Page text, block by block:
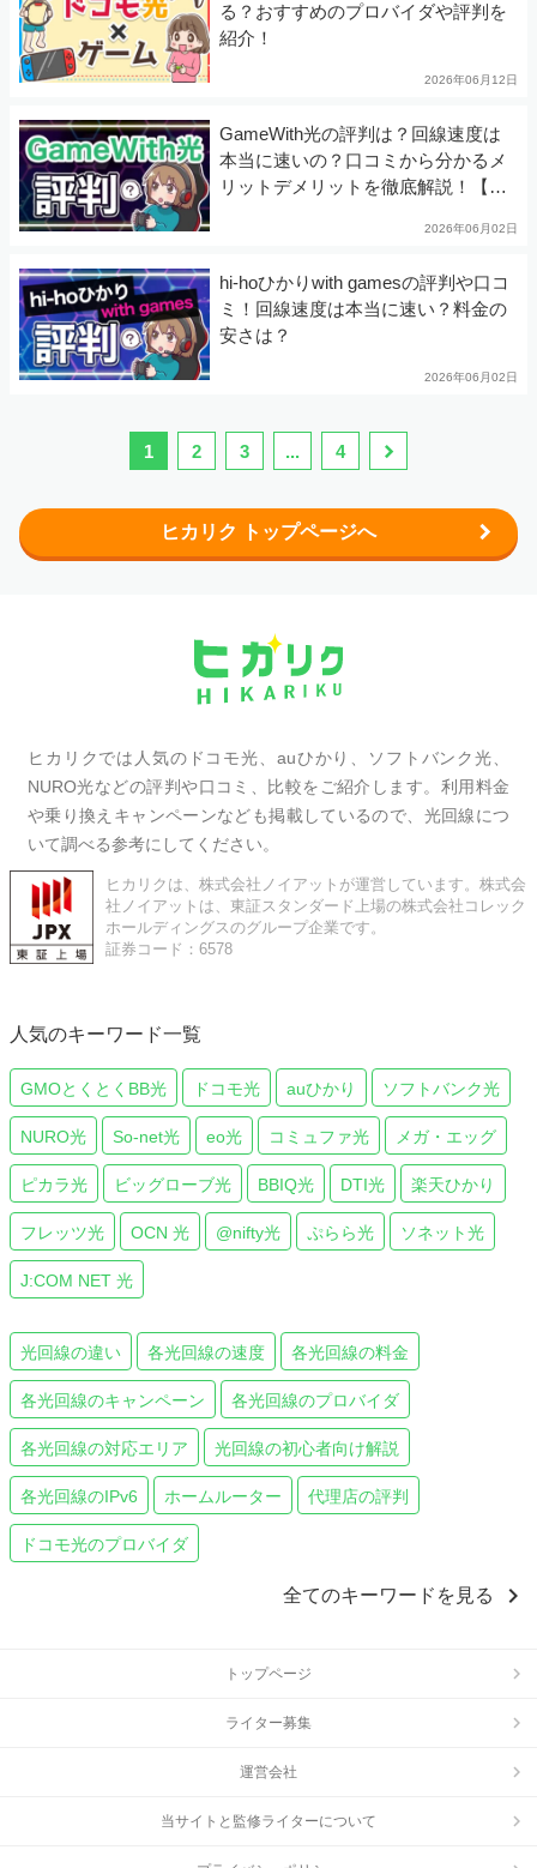
る？おすすめのプロバイダや評判を
紹介！
2026年06月12日
GameWith光の評判は？回線速度は
本当に速いの？口コミから分かるメ
リットデメリットを徹底解説！【ゲ
2026年06月02日
hi-hoひかりwith gamesの評判や口コ
ミ！回線速度は本当に速い？料金の
安さは？
2026年06月02日
1 2 3 ... 4
ヒカリク トップページへ
ヒカリクでは人気のドコモ光、auひかり、ソフトバンク光、
NURO光などの評判や口コミ、比較をご紹介します。利用料金
や乗り換えキャンペーンなども掲載しているので、光回線につ
いて調べる参考にしてください。
ヒカリクは、株式会社ノイアットが運営しています。株式会
社ノイアットは、東証スタンダード上場の株式会社コレック
ホールディングスのグループ企業です。
証券コード：6578
人気のキーワード一覧
GMOとくとくBB光 ドコモ光 auひかり ソフトバンク光
NURO光 So-net光 eo光 コミュファ光 メガ・エッグ
ピカラ光 ビッグローブ光 BBIQ光 DTI光 楽天ひかり
フレッツ光 OCN 光 @nifty光 ぷらら光 ソネット光
J:COM NET 光
光回線の違い 各光回線の速度 各光回線の料金
各光回線のキャンペーン 各光回線のプロバイダ
各光回線の対応エリア 光回線の初心者向け解説
各光回線のIPv6 ホームルーター 代理店の評判
ドコモ光のプロバイダ
全てのキーワードを見る chevron_right
トップページ
ライター募集
運営会社
当サイトと監修ライターについて